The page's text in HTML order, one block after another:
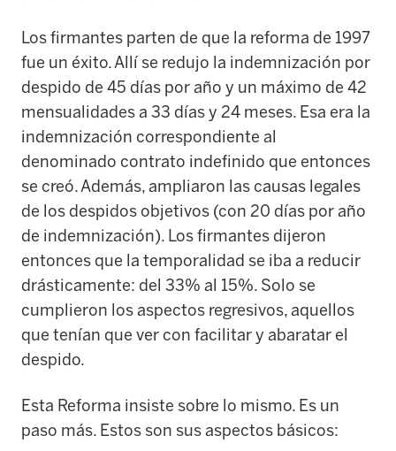
Los firmantes parten de que la reforma de 1997
fue un éxito. Allí se redujo la indemnización por
despido de 45 días por año y un máximo de 42
mensualidades a 33 días y 24 meses. Esa era la
indemnización correspondiente al
denominado contrato indefinido que entonces
se creó. Además, ampliaron las causas legales
de los despidos objetivos (con 20 días por año
de indemnización). Los firmantes dijeron
entonces que la temporalidad se iba a reducir
drásticamente: del 33% al 15%. Solo se
cumplieron los aspectos regresivos, aquellos
que tenían que ver con facilitar y abaratar el
despido.
Esta Reforma insiste sobre lo mismo. Es un
paso más. Estos son sus aspectos básicos: